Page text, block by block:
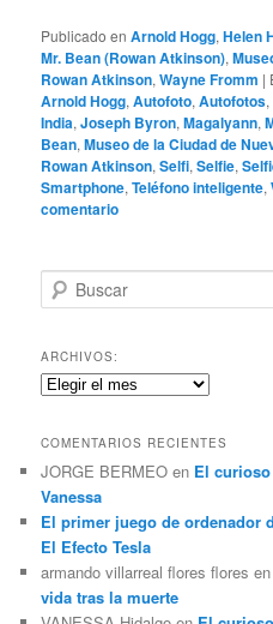
Publicado en Arnold Hogg,Helen
Mr. Bean (Rowan Atkinson),
Rowan Atkinson,Wayne Fromm |
Arnold Hogg,Autofoto,Autofotos,
India,Joseph Byron,Magalyann,
Bean,Museo de la Ciudad de
Rowan Atkinson,Selfi,Selfie,
Smartphone,Teléfono inteligente,
comentario
u
c
a
r
ARCHIVOS:
Archivos:
COMENTARIOS RECIENTES
JORGE BERMEO en El
Vanessa
El primer juego de ordenador
El Efecto Tesla
armando villarreal flores flores
vida tras la muerte